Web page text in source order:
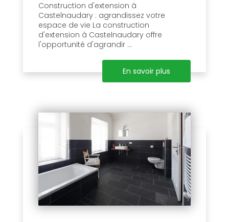
Construction d'extension à
Castelnaudary : agrandissez votre
espace de vie La construction
d'extension à Castelnaudary offre
l'opportunité d'agrandir ...
En savoir plus